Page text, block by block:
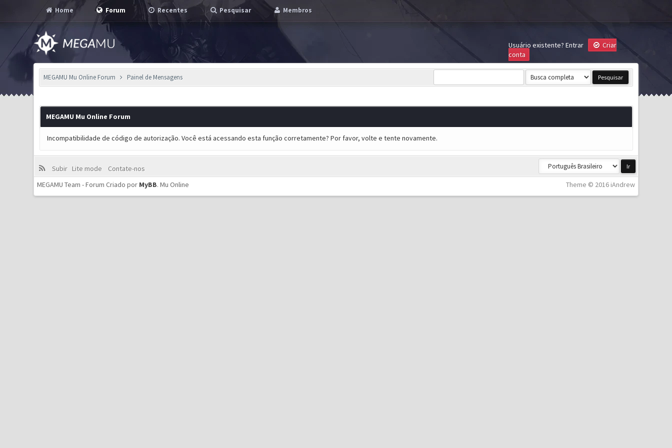
Home Forum Recentes Pesquisar Membros
Usuário existente? Entrar
Criar
conta
MEGAMU Mu Online Forum Painel de Mensagens
MEGAMU Mu Online Forum
Incompatibilidade de código de autorização. Você está acessando esta função corretamente? Por favor, volte e tente novamente.
Subir Lite mode
Contate-nos
Theme © 2016 iAndrew
MEGAMU Team - Forum Criado por MyBB.Mu Online